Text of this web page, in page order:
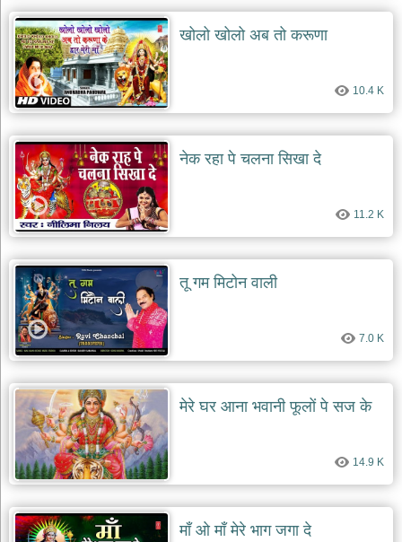
add
bhajans
खोलो खोलो अब तो करूणा
10.4 K
नेक रहा पे चलना सिखा दे
11.2 K
तू गम मिटोन वाली
7.0 K
मेरे घर आना भवानी फूलों पे सज के
14.9 K
माँ ओ माँ मेरे भाग जगा दे